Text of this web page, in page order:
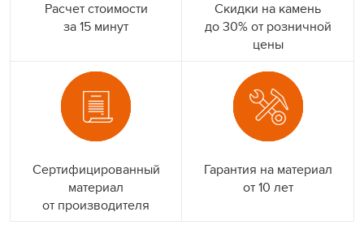
Расчет стоимости
за 15 минут
Скидки на камень
до 30% от розничной
цены
Сертифицированный
материал
от производителя
Гарантия на материал
от 10 лет